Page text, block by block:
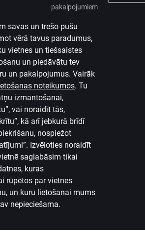
pakalpojumiem
savas un trešo pušu
vērā tavus paradumus,
vietnes un tiešsaistes
un piedāvātu tev
un pakalpojumus. Vairāk
noteikumos. Tu
izmantošanai,
vai noraidīt tās,
kā arī jebkurā brīdī
nospiežot
Izvēloties noraidīt
saglabāsim tikai
kuras
rūpētos par vietnes
un kuru lietošanai mums
nepieciešama.